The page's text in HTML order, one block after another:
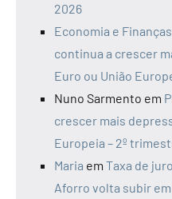
2026
Economia e Finanças
continua a crescer
Euro ou União
Nuno Sarmento em
crescer mais
Europeia – 2º
Maria em Taxa de
Aforro volta subir